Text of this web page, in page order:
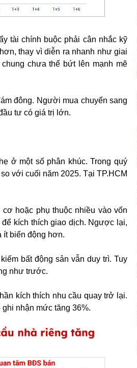
tài chính buộc phải cân nhắc kỹ
thay vì diễn ra nhanh như giai
chưa thể bứt lên mạnh mẽ
đông. Người mua chuyển sang
tư có giá trị lớn.
ở một số phân khúc. Trong quý
với cuối năm 2025. Tại TP.HCM
hoặc phụ thuộc nhiều vào vốn
kích thích giao dịch. Ngược lại,
ít biến động hơn.
bất động sản vẫn duy trì. Tuy
như trước.
kích thích nhu cầu quay trở lại.
nhận mức tăng 36%.